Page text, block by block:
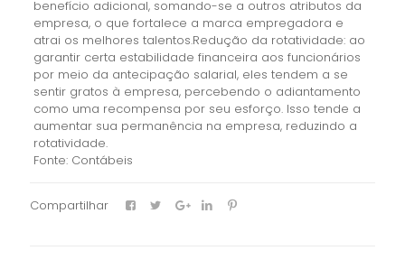
benefício adicional, somando-se a outros atributos da
empresa, o que fortalece a marca empregadora e
atrai os melhores talentos.Redução da rotatividade: ao
garantir certa estabilidade financeira aos funcionários
por meio da antecipação salarial, eles tendem a se
sentir gratos à empresa, percebendo o adiantamento
como uma recompensa por seu esforço. Isso tende a
aumentar sua permanência na empresa, reduzindo a
rotatividade.
Fonte: Contábeis
Compartilhar